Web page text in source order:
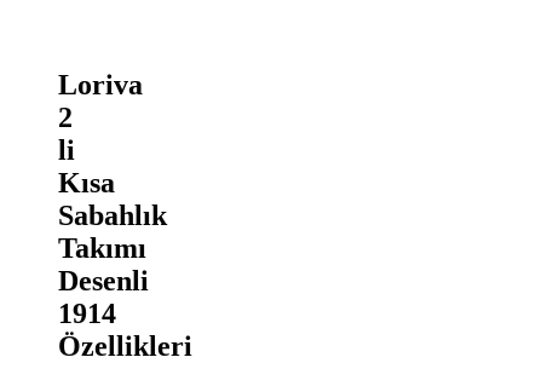
Loriva
2
li
Kısa
Sabahlık
Takımı
Desenli
1914
Özellikleri